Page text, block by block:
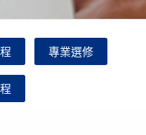
專業選修